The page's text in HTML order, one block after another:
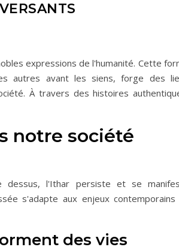
expressions de l'humanité. Cette
autres avant les siens, forge des
À travers des histoires
notre société
dessus, l'Ithar persiste et se
s'adapte aux enjeux
des vies